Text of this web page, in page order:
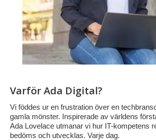
Varför Ada Digital?
Vi föddes ur en frustration över en
gamla mönster. Inspirerade av världens
Ada Lovelace utmanar vi hur IT-kompetens
bedöms och utvecklas. Varje dag.